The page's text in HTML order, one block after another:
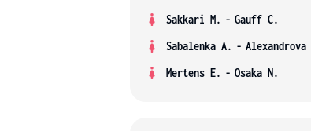
Sakkari M. - Gauff C.
Sabalenka A. -
Mertens E. - Osaka N.